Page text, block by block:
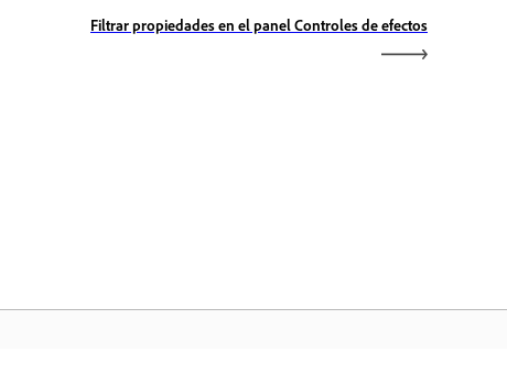
Filtrar propiedades en el panel Controles de efectos